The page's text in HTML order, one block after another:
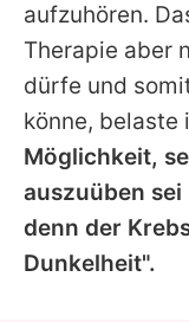
aufzuhören.
Therapie aber
dürfe und
könne, belaste
Möglichkeit,
auszuüben
denn der
Dunkelheit".